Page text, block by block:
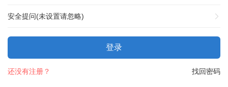
安全提问(未设置请忽略)
登录
找回密码
还没有注册？